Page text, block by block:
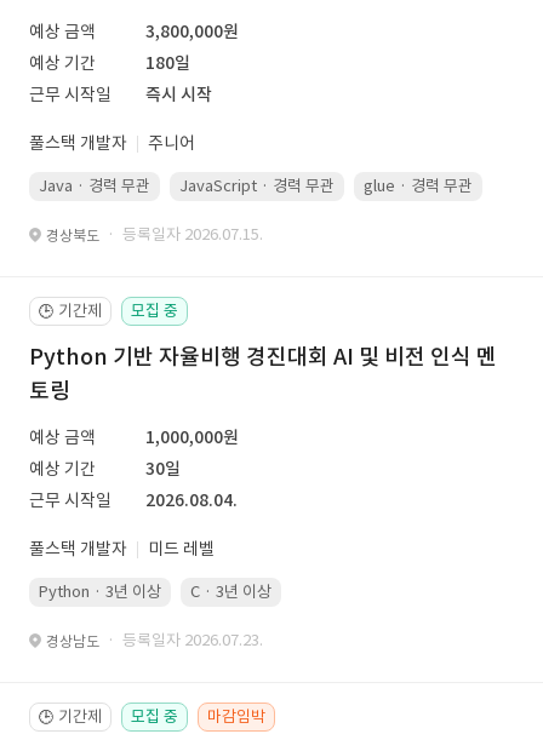
예상 금액
3,800,000원
예상 기간
180일
근무 시작일
즉시 시작
풀스택 개발자 주니어
Java · 경력 무관 JavaScript · 경력 무관 glue · 경력 무관
경상북도 · 등록일자 2026.07.15.
🕒 기간제 모집 중
Python 기반 자율비행 경진대회 AI 및 비전 인식 멘
토링
예상 금액
1,000,000원
예상 기간
30일
근무 시작일
2026.08.04.
풀스택 개발자 미드 레벨
Python · 3년 이상 C · 3년 이상
경상남도 · 등록일자 2026.07.23.
🕒 기간제 모집 중 마감임박